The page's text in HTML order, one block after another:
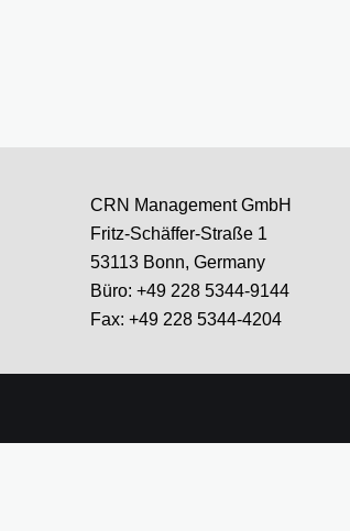
CRN Management GmbH
Fritz-Schäffer-Straße 1
53113 Bonn, Germany
Büro: +49 228 5344-9144
Fax: +49 228 5344-4204